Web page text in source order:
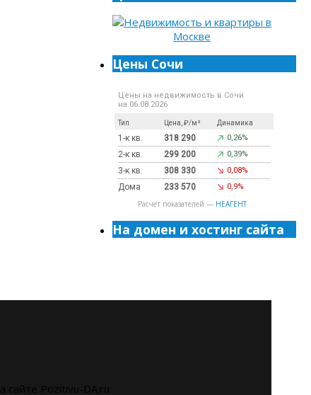
Цены Сочи
Цены на недвижимость в Сочи
на 06.08.2026
Тип Цена, ₽/м² Динамика
1-к кв. 318 290 0,26%
2-к кв. 299 200 0,39%
3-к кв. 308 330 0,08%
Дома 233 570 0,9%
Расчет показателей — НЕАГЕНТ
На домен и хостинг сайта